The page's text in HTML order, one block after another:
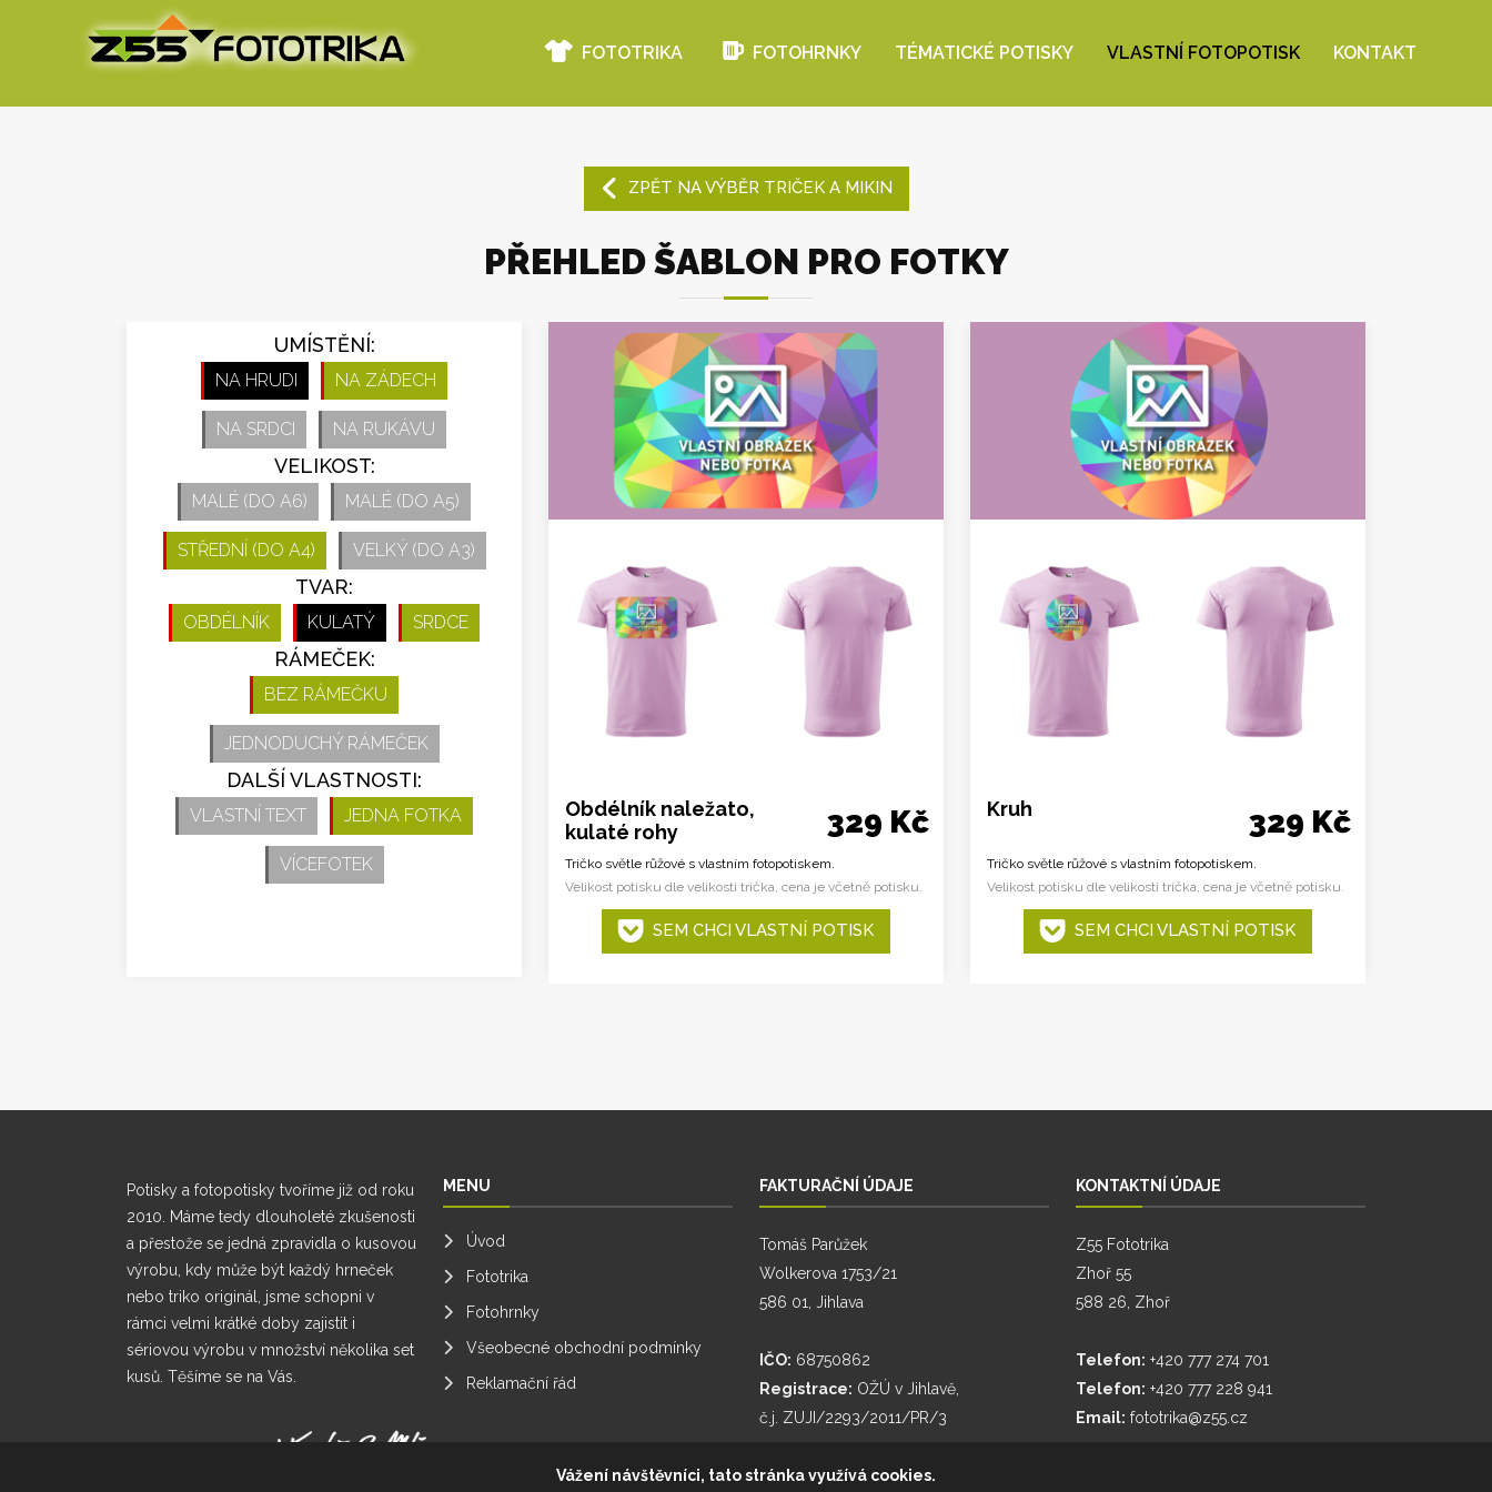
FOTOTRIKA FOTOHRNKY TÉMATICKÉ POTISKY VLASTNÍ FOTOPOTISK KONTAKT
ZPĚT NA VÝBĚR TRIČEK A MIKIN
PŘEHLED ŠABLON PRO FOTKY
UMÍSTĚNÍ:
NA HRUDI NA ZÁDECH
NA SRDCI NA RUKÁVU
VELIKOST:
MALÉ (DO A6) MALÉ (DO A5)
STŘEDNÍ (DO A4) VELKÝ (DO A3)
TVAR:
OBDÉLNÍK KULATÝ SRDCE
RÁMEČEK:
BEZ RÁMEČKU
JEDNODUCHÝ RÁMEČEK
DALŠÍ VLASTNOSTI:
VLASTNÍ TEXT JEDNA FOTKA
VÍCEFOTEK
Obdélník naležato,
kulaté rohy
329 Kč
Tričko světle růžové s vlastním fotopotiskem.
Velikost potisku dle velikosti trička, cena je včetně potisku.
SEM CHCI VLASTNÍ POTISK
Kruh 329 Kč
Tričko světle růžové s vlastním fotopotiskem.
Velikost potisku dle velikosti trička, cena je včetně potisku.
SEM CHCI VLASTNÍ POTISK
Potisky a fotopotisky tvoříme již od roku
2010. Máme tedy dlouholeté zkušenosti
a přestože se jedná zpravidla o kusovou
výrobu, kdy může být každý hrneček
nebo triko originál, jsme schopni v
rámci velmi krátké doby zajistit i
sériovou výrobu v množství několika set
kusů. Těšíme se na Vás.
MENU
Úvod
Fototrika
Fotohrnky
Všeobecné obchodní podmínky
Reklamační řád
FAKTURAČNÍ ÚDAJE
Tomáš Parůžek
Wolkerova 1753/21
586 01, Jihlava
IČO: 68750862
Registrace: OŽÚ v Jihlavě,
č.j. ZUJI/2293/2011/PR/3
KONTAKTNÍ ÚDAJE
Z55 Fototrika
Zhoř 55
588 26, Zhoř
Telefon: +420 777 274 701
Telefon: +420 777 228 941
Email: fototrika@z55.cz
Vážení návštěvníci, tato stránka využívá cookies.